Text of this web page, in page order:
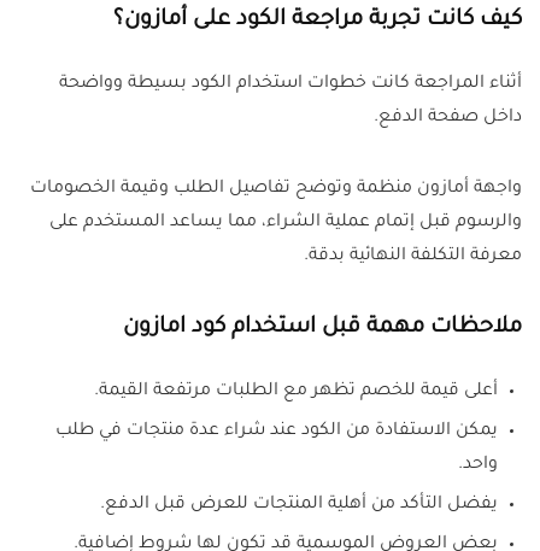
كيف كانت تجربة مراجعة الكود على أمازون؟
أثناء المراجعة كانت خطوات استخدام الكود بسيطة وواضحة
داخل صفحة الدفع.
واجهة أمازون منظمة وتوضح تفاصيل الطلب وقيمة الخصومات
والرسوم قبل إتمام عملية الشراء، مما يساعد المستخدم على
معرفة التكلفة النهائية بدقة.
ملاحظات مهمة قبل استخدام كود امازون
أعلى قيمة للخصم تظهر مع الطلبات مرتفعة القيمة.
يمكن الاستفادة من الكود عند شراء عدة منتجات في طلب
واحد.
يفضل التأكد من أهلية المنتجات للعرض قبل الدفع.
بعض العروض الموسمية قد تكون لها شروط إضافية.